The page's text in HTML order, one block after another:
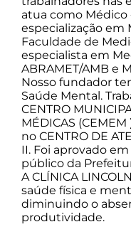
atua como Médico
especialização em
Faculdade de
especialista em
ABRAMET/AMB e
Nosso fundador
Saúde Mental.
CENTRO
MÉDICAS
no CENTRO DE
II. Foi aprovado
público da
A CLÍNICA
saúde física e
diminuindo o
produtividade.